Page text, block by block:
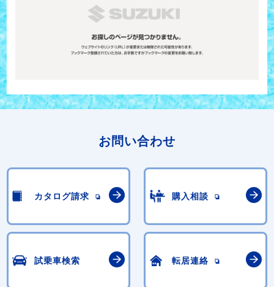
お問い合わせ
カタログ請求 購入相談
試乗車検索 転居連絡